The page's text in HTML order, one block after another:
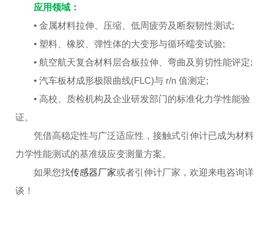
应用领域：
• 金属材料拉伸、压缩、低周疲劳及断裂韧性测试;
• 塑料、橡胶、弹性体的大变形与循环蠕变试验;
• 航空航天复合材料层合板拉伸、弯曲及剪切性能评定;
• 汽车板材成形极限曲线(FLC)与 r/n 值测定;
• 高校、质检机构及企业研发部门的标准化力学性能验
证。
凭借高稳定性与广泛适应性，接触式引伸计已成为材料
力学性能测试的基准级应变测量方案。
如果您找传感器厂家或者引伸计厂家，欢迎来电咨询详
谈！